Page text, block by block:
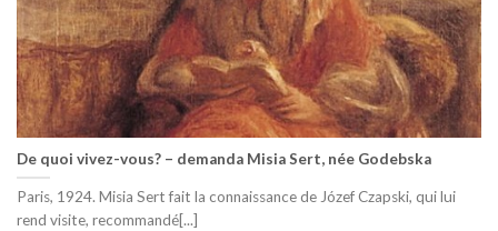
De quoi vivez-vous? – demanda Misia Sert, née Godebska
Paris, 1924. Misia Sert fait la connaissance de Józef Czapski, qui lui
rend visite, recommandé[...]